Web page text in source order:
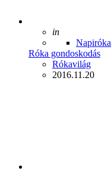
Posted
in
Napiróka
Róka gondoskodás
Posted
Rókavilág
2016.11.20